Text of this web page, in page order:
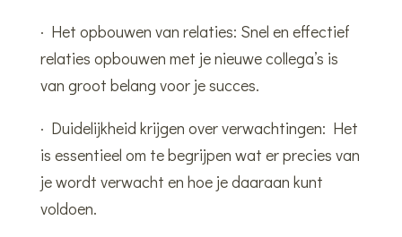
· Het opbouwen van relaties: Snel en effectief
relaties opbouwen met je nieuwe collega’s is
van groot belang voor je succes.
· Duidelijkheid krijgen over verwachtingen: Het
is essentieel om te begrijpen wat er precies van
je wordt verwacht en hoe je daaraan kunt
voldoen.